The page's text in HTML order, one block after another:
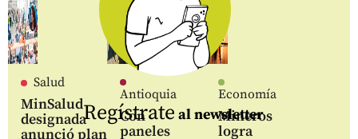
Salud
MinSalud
designada
anunció plan
Antioquia
Con
paneles
Economía
Mineros
logra
Regístrate al newsletter